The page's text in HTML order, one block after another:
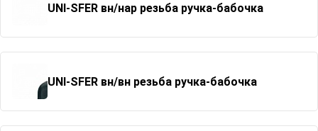
UNI-SFER вн/нар резьба ручка-бабочка
UNI-SFER вн/вн резьба ручка-бабочка